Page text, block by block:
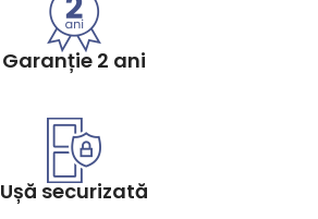
Garanție 2 ani
Ușă securizată